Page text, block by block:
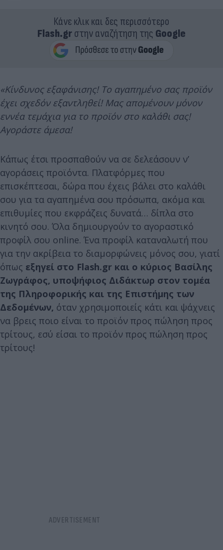
Κάνε κλικ και δες περισσότερο
Flash.grστην αναζήτηση της Google
«Κίνδυνος εξαφάνισης! Το αγαπημένο σας προϊόν
έχει σχεδόν εξαντληθεί! Μας απομένουν μόνον
εννέα τεμάχια για το προϊόν στο καλάθι σας!
Αγοράστε άμεσα!
Κάπως έτσι προσπαθούν να σε δελεάσουν ν’
αγοράσεις προϊόντα. Πλατφόρμες που
επισκέπτεσαι, δώρα που έχεις βάλει στο καλάθι
σου για τα αγαπημένα σου πρόσωπα, ακόμα και
επιθυμίες που εκφράζεις δυνατά… δίπλα στο
κινητό σου. Όλα δημιουργούν το αγοραστικό
προφίλ σου online. Ένα προφίλ καταναλωτή που
για την ακρίβεια το διαμορφώνεις μόνος σου, γιατί
όπως εξηγεί στο Flash.gr και ο κύριος Βασίλης
Ζωγράφος, υποψήφιος Διδάκτωρ στον τομέα
της Πληροφορικής και της Επιστήμης των
Δεδομένων, όταν χρησιμοποιείς κάτι και ψάχνεις
να βρεις ποιο είναι το προϊόν προς πώληση προς
τρίτους, εσύ είσαι το προϊόν προς πώληση προς
τρίτους!